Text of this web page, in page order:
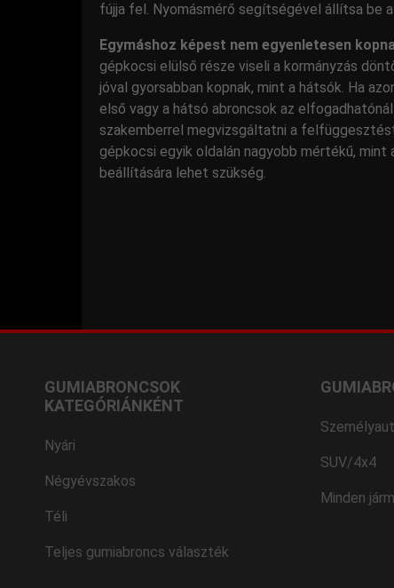
fújja fel. Nyomásmérő segítségével állítsa be
Egymáshoz képest nem egyenletesen
gépkocsi elülső része viseli a kormányzás
jóval gyorsabban kopnak, mint a hátsók. Ha
első vagy a hátsó abroncsok az
szakemberrel megvizsgáltatni a
gépkocsi egyik oldalán nagyobb mértékű, mint
beállítására lehet szükség.
GUMIABRONCSOK
KATEGÓRIÁNKÉNT
Nyári
Négyévszakos
Téli
Teljes gumiabroncs választék
SUV/4x4
Minden